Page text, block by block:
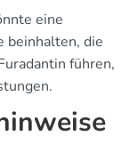
eine
beinhalten, die
führen,